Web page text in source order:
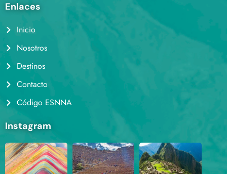
Enlaces
Inicio
Nosotros
Destinos
Contacto
Código ESNNA
Instagram